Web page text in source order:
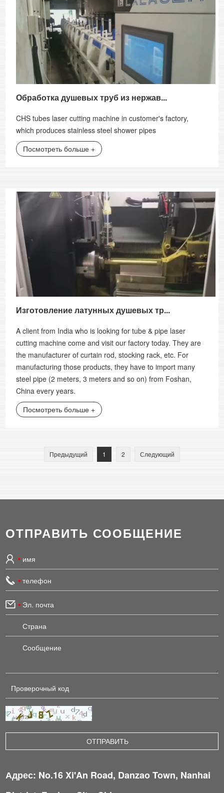
Обработка душевых труб из нержав...
CHS tubes laser cutting machine in customer's factory,
which produces stainless steel shower pipes
Посмотреть больше +
Изготовление латунных душевых тр...
A client from India who is looking for tube & pipe laser
cutting machine come and visit our factory today. They are
the manufacturer of curtain rod, stocking rack, etc. For
manufacturing those products, they have to import many
steel pipe (2 meters, 3 meters and so on) from Foshan,
China every years.
Посмотреть больше +
Предыдущий 1 2 Следующий
ОТПРАВИТЬ СООБЩЕНИЕ
Адрес: No.16 Xi'An Road, Danzao Town, Nanhai